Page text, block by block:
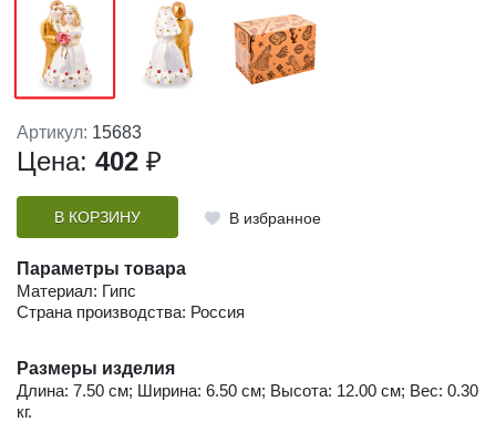
Артикул: 15683
Цена: 402 ₽
В КОРЗИНУ В избранное
Параметры товара
Материал: Гипс
Страна производства: Россия
Размеры изделия
Длина: 7.50 см; Ширина: 6.50 см; Высота: 12.00 см; Вес: 0.30
кг.